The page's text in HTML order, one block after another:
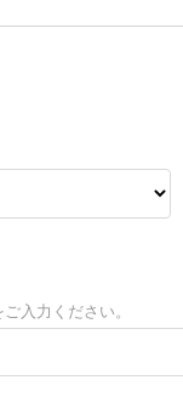
入力ください。